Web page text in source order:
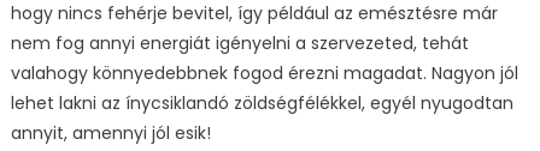
hogy nincs fehérje bevitel, így például az emésztésre már
nem fog annyi energiát igényelni a szervezeted, tehát
valahogy könnyedebbnek fogod érezni magadat. Nagyon jól
lehet lakni az ínycsiklandó zöldségfélékkel, egyél nyugodtan
annyit, amennyi jól esik!